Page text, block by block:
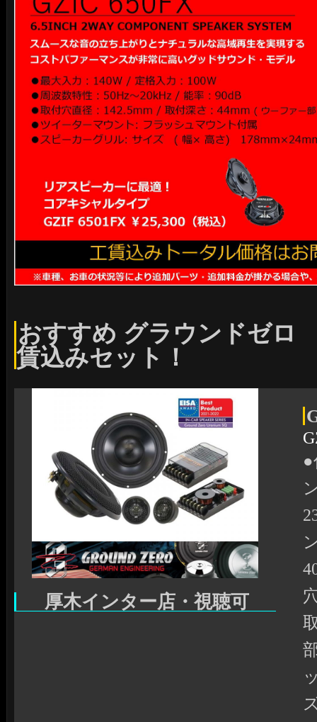
おすすめ グラウンドゼロ
賃込みセット！
厚木インター店・視聴可
●